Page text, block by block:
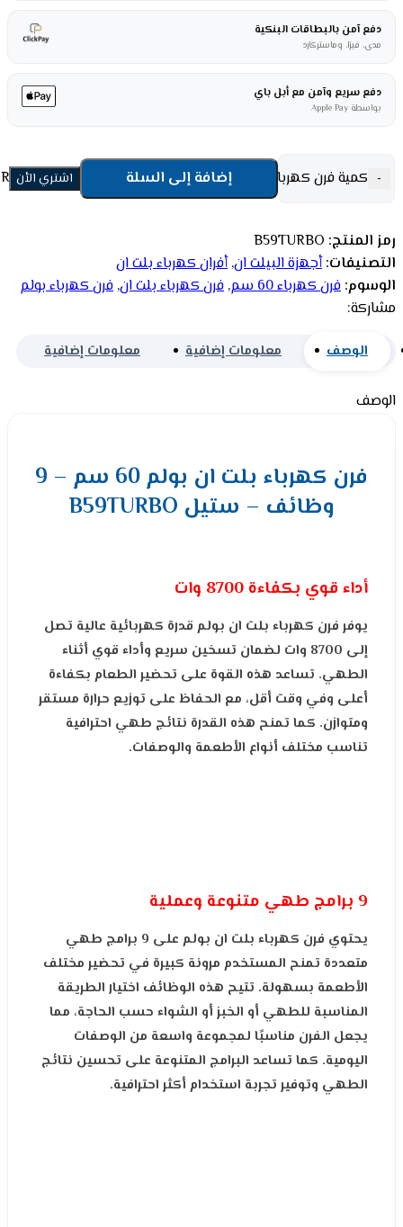
دفع آمن بالبطاقات البنكية
مدى، فيزا، وماستركارد
دفع سريع وآمن مع أبل باي
بواسطة Apple Pay
- كمية فرن كهرباء بلت ان بولم 60 سم – 9 وظائف – ستيل B59TURBOإضافة إلى السلة اشتري الأن
رمز المنتج: B59TURBO
التصنيفات: أجهزة البيلت ان, أفران كهرباء بلت ان
الوسوم: فرن كهرباء 60 سم , فرن كهرباء بلت ان, فرن كهرباء بولم
مشاركة:
الوصف معلومات إضافية معلومات إضافية
الوصف
فرن كهرباء بلت ان بولم 60 سم – 9
وظائف – ستيل B59TURBO
أداء قوي بكفاءة 8700 وات
يوفر فرن كهرباء بلت ان بولم قدرة كهربائية عالية تصل
إلى 8700 وات لضمان تسخين سريع وأداء قوي أثناء
الطهي. تساعد هذه القوة على تحضير الطعام بكفاءة
أعلى وفي وقت أقل، مع الحفاظ على توزيع حرارة مستقر
ومتوازن. كما تمنح هذه القدرة نتائج طهي احترافية
تناسب مختلف أنواع الأطعمة والوصفات.
9 برامج طهي متنوعة وعملية
يحتوي فرن كهرباء بلت ان بولم على 9 برامج طهي
متعددة تمنح المستخدم مرونة كبيرة في تحضير مختلف
الأطعمة بسهولة. تتيح هذه الوظائف اختيار الطريقة
المناسبة للطهي أو الخبز أو الشواء حسب الحاجة، مما
يجعل الفرن مناسبًا لمجموعة واسعة من الوصفات
اليومية. كما تساعد البرامج المتنوعة على تحسين نتائج
الطهي وتوفير تجربة استخدام أكثر احترافية.